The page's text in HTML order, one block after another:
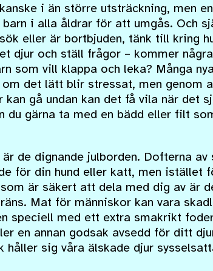
i än större utsträckning, men
i alla åldrar för att umgås. Och
eller är bortbjuden, tänk till kring
djur och ställ frågor – kommer
som vill klappa och leka? Många
det lätt blir stressat, men genom
gå undan kan det få vila när det
du gärna ta med en bädd eller filt
de dignande julborden. Dofterna
för din hund eller katt, men istället
är säkert att dela med dig av är
Mat för människor kan vara
speciell med ett extra smakrikt
en annan godsak avsedd för ditt
sig våra älskade djur